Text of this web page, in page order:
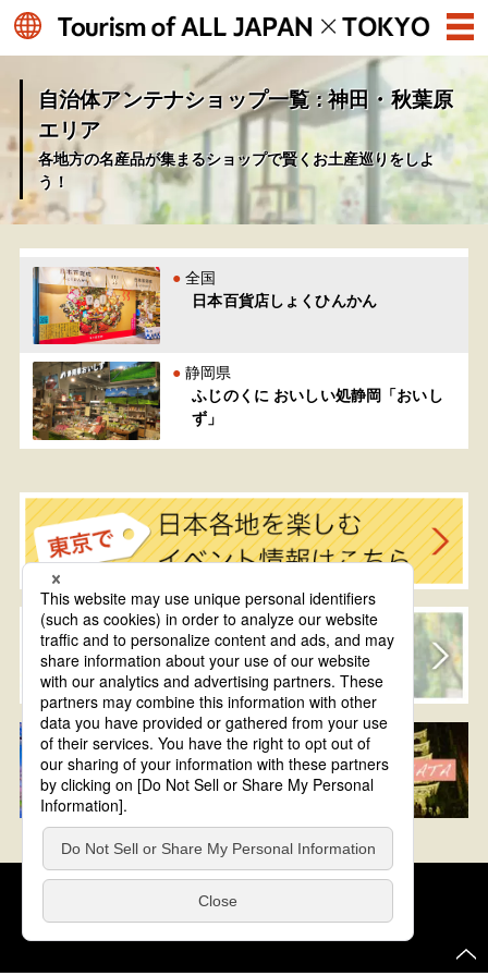
自治体アンテナショップ一覧 : 神田・秋葉原
エリア
各地方の名産品が集まるショップで賢くお土産巡りをしよ
う！
全国
日本百貨店しょくひんかん
静岡県
ふじのくに おいしい処静岡「おいし
ず」
クッキーポリシー このサイトについて
COPYRIGHT © Tourism of ALL JAPAN x TOKYO ALL RIGHTS